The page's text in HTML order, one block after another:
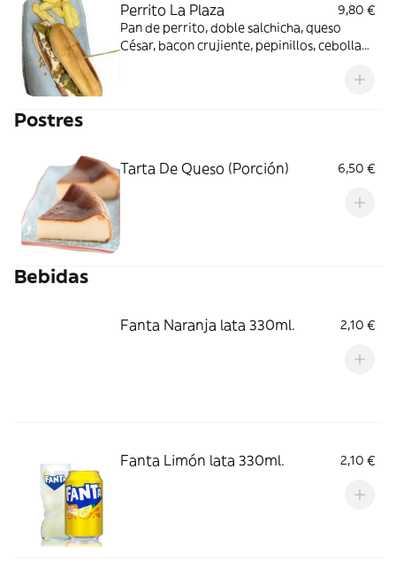
Perrito La Plaza
9,80 €
Pan de perrito, doble salchicha, queso
César, bacon crujiente, pepinillos, cebolla
Postres
Tarta De Queso (Porción) 6,50 €
Bebidas
Fanta Naranja lata 330ml. 2,10 €
Fanta Limón lata 330ml. 2,10 €